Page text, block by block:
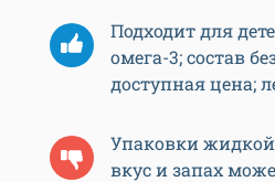
Подходит для
омега-3; состав
доступная цена;
Упаковки
вкус и запах